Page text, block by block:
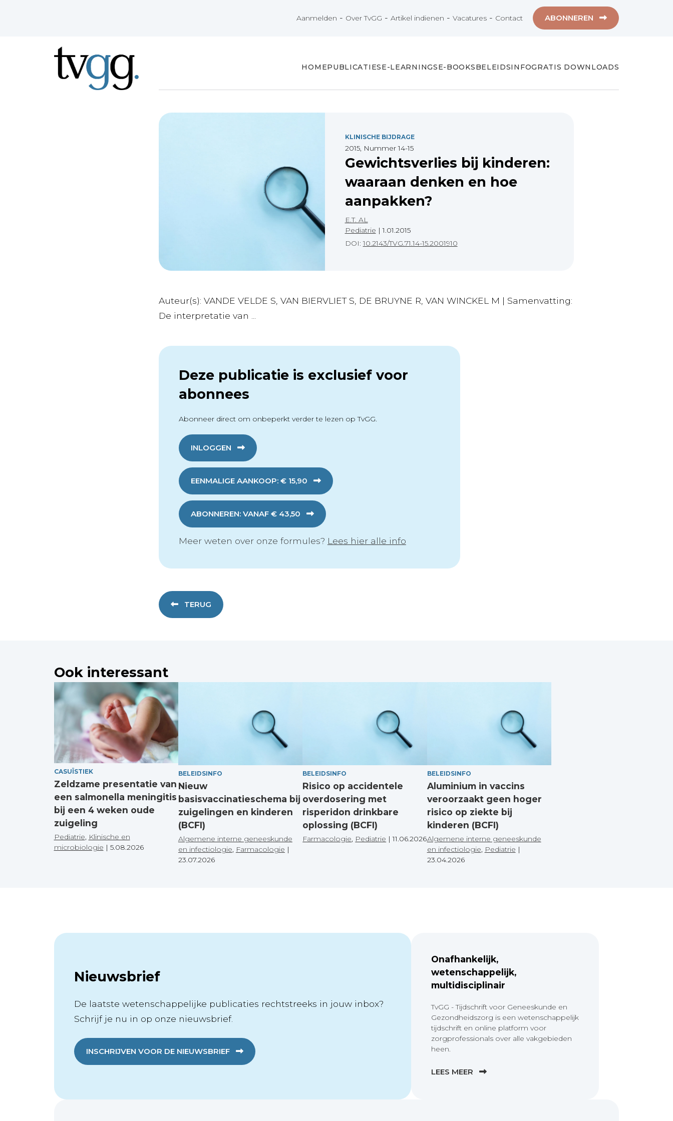
Aanmelden - Over TvGG -Artikel indienen -Vacatures - Contact ABONNEREN
HOMEPUBLICATIESE-LEARNINGSE-BOOKSBELEIDSINFOGRATIS DOWNLOADS
KLINISCHE BIJDRAGE
2015, Nummer 14-15
Gewichtsverlies bij kinderen:
waaraan denken en hoe
aanpakken?
E.T. AL
Pediatrie |1.01.2015
DOI:10.2143/TVG.71.14-15.2001910
Auteur(s): VANDE VELDE S, VAN BIERVLIET S, DE BRUYNE R, VAN WINCKEL M | Samenvatting:
De interpretatie van ...
Deze publicatie is exclusief voor
abonnees
Abonneer direct om onbeperkt verder te lezen op TvGG.
INLOGGEN
EENMALIGE AANKOOP: € 15,90
ABONNEREN: VANAF € 43,50
Meer weten over onze formules? Lees hier alle info
TERUG
Ook interessant
CASUÏSTIEK
Zeldzame presentatie van
een salmonella meningitis
bij een 4 weken oude
zuigeling
Pediatrie Klinische en
microbiologie | 5.08.2026
BELEIDSINFO
Nieuw
basisvaccinatieschema bij
zuigelingen en kinderen
(BCFI)
Algemene interne geneeskunde
en infectiologie, Farmacologie |
23.07.2026
BELEIDSINFO
Risico op accidentele
overdosering met
risperidon drinkbare
oplossing (BCFI)
Farmacologie, Pediatrie |11.06.2026
BELEIDSINFO
Aluminium in vaccins
veroorzaakt geen hoger
risico op ziekte bij
kinderen (BCFI)
Algemene interne geneeskunde
en infectiologie, Pediatrie |
23.04.2026
Nieuwsbrief
De laatste wetenschappelijke publicaties rechtstreeks in jouw inbox?
Schrijf je nu in op onze nieuwsbrief.
INSCHRIJVEN VOOR DE NIEUWSBRIEF
Onafhankelijk,
wetenschappelijk,
multidisciplinair
TvGG - Tijdschrift voor Geneeskunde en
Gezondheidszorg is een wetenschappelijk
tijdschrift en online platform voor
zorgprofessionals over alle vakgebieden
heen.
LEES MEER